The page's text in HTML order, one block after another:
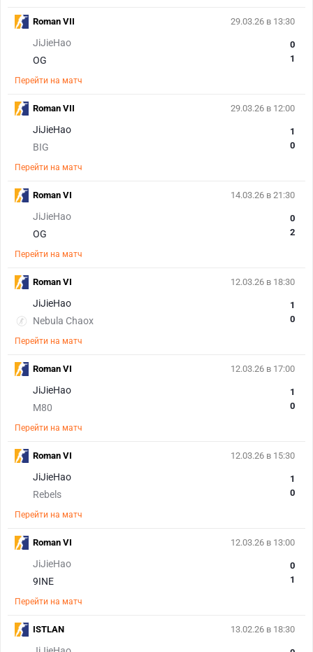
29.03.26 в 13:30
JiJieHao
OG
0
1
Перейти на матч
Roman VII
29.03.26 в 12:00
JiJieHao
BIG
1
0
Перейти на матч
Roman VII
14.03.26 в 21:30
JiJieHao
OG
0
2
Перейти на матч
Roman VI
12.03.26 в 18:30
JiJieHao
Nebula Chaox
1
0
Перейти на матч
Roman VI
12.03.26 в 17:00
JiJieHao
M80
1
0
Перейти на матч
Roman VI
12.03.26 в 15:30
JiJieHao
Rebels
1
0
Перейти на матч
Roman VI
12.03.26 в 13:00
JiJieHao
9INE
0
1
Перейти на матч
Roman VI
13.02.26 в 18:30
ISTLAN